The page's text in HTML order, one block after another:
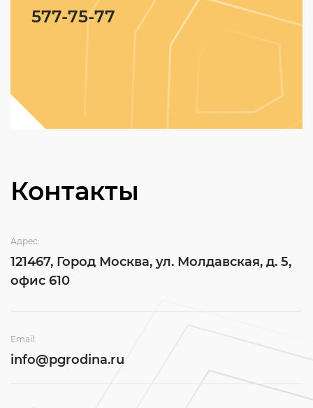
577-75-77
Контакты
Адрес:
121467, Город Москва, ул. Молдавская, д. 5,
офис 610
Email:
info@pgrodina.ru